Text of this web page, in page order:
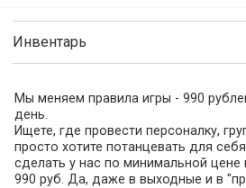
Инвентарь
Мы меняем правила игры - 990
день.
Ищете, где провести персоналку,
просто хотите потанцевать для
сделать у нас по минимальной
990 руб. Да, даже в выходные и в